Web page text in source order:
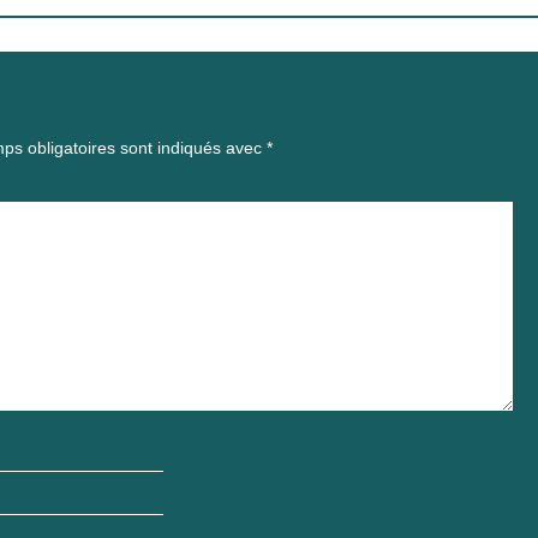
obligatoires sont indiqués avec *